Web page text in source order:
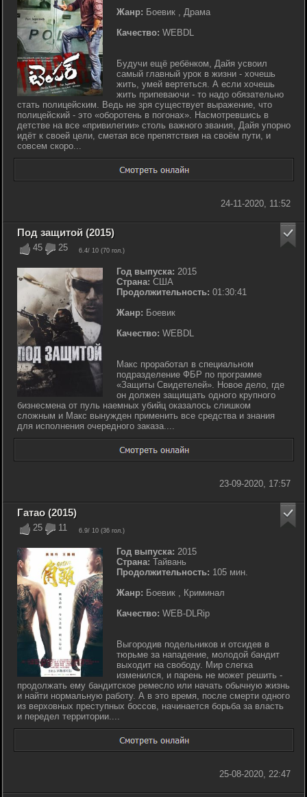
Жанр: Боевик , Драма
Качество: WEBDL
Будучи ещё ребёнком, Дайя усвоил
самый главный урок в жизни - хочешь
жить, умей вертеться. А если хочешь
жить припеваючи - то надо обязательно
стать полицейским. Ведь не зря существует выражение, что
полицейский - это «оборотень в погонах». Насмотревшись в
детстве на все «привилегии» столь важного звания, Дайя упорно
идёт к своей цели, сметая все препятствия на своём пути, и
совсем скоро...
24-11-2020, 11:52
45 25 6.4/ 10 (70 гол.)
Под защитой (2015)
Год выпуска: 2015
Страна: США
Продолжительность: 01:30:41
Жанр: Боевик
Качество: WEBDL
Макс проработал в специальном
подразделение ФБР по программе
«Защиты Свидетелей». Новое дело, где
он должен защищать одного крупного
бизнесмена от пуль наемных убийц оказалось слишком
сложным и Макс вынужден применить все средства и знания
для исполнения очередного заказа....
23-09-2020, 17:57
25 11 6.9/ 10 (36 гол.)
Гатао (2015)
Год выпуска: 2015
Страна: Тайвань
Продолжительность: 105 мин.
Жанр: Боевик , Криминал
Качество: WEB-DLRip
Выгородив подельников и отсидев в
тюрьме за нападение, молодой бандит
выходит на свободу. Мир слегка
изменился, и парень не может решить -
продолжать ему бандитское ремесло или начать обычную жизнь
и найти нормальную работу. А в это время, после смерти одного
из верховных преступных боссов, начинается борьба за власть
и передел территории....
25-08-2020, 22:47